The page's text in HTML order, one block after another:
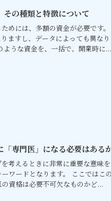
の種類と特徴について
めには、多額の資金が必要です
ますし、データによっても異な
ような資金を、一括で、開業時に...
専門医」になる必要はある
考えるときに非常に重要な意味
ワードとなります。 ここでは
資格は必要不可欠なものかど...